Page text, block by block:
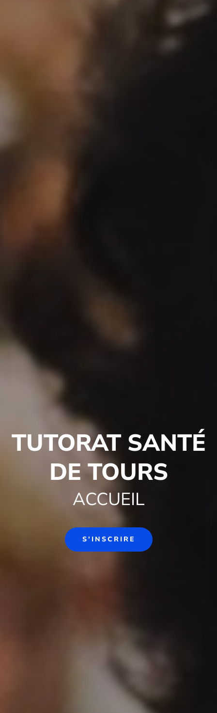
TUTORAT SANTÉ
DE TOURS
ACCUEIL
S'INSCRIRE